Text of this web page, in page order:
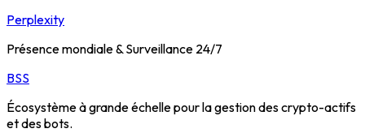
Perplexity
Présence mondiale & Surveillance 24/7
BSS
Écosystème à grande échelle pour la gestion des crypto-actifs
et des bots.